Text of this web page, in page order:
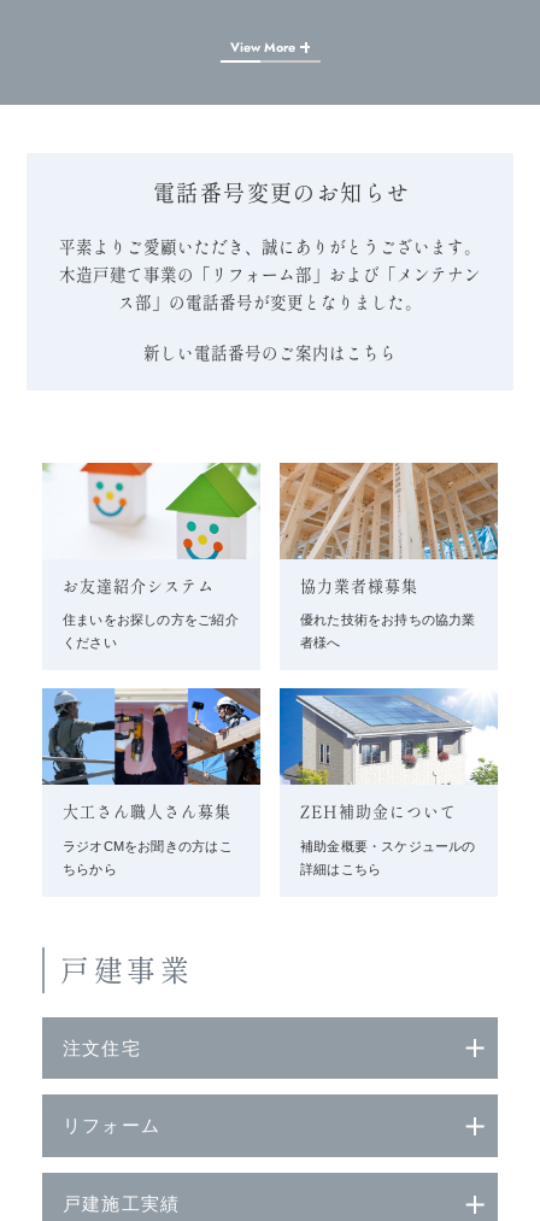
View More
電話番号変更のお知らせ
平素よりご愛顧いただき、誠にありがとうございます。
木造戸建て事業の「リフォーム部」および「メンテナン
ス部」の電話番号が変更となりました。
新しい電話番号のご案内はこちら
お友達紹介システム
住まいをお探しの方をご紹介
ください
協力業者様募集
優れた技術をお持ちの協力業
者様へ
大工さん職人さん募集
ラジオCMをお聞きの方はこ
ちらから
ZEH補助金について
補助金概要・スケジュールの
詳細はこちら
戸建事業
注文住宅
リフォーム
戸建施工実績